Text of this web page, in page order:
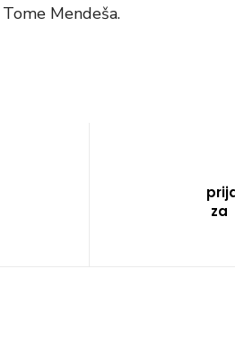
Tome Mendeša.
za